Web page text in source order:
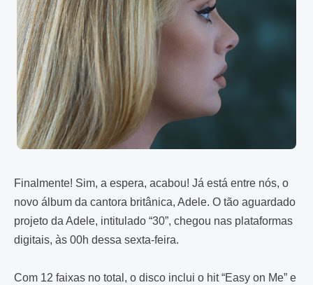
Finalmente! Sim, a espera, acabou! Já está entre nós, o
novo álbum da cantora britânica, Adele. O tão aguardado
projeto da Adele, intitulado “30”, chegou nas plataformas
digitais, às 00h dessa sexta-feira.
Com 12 faixas no total, o disco inclui o hit “Easy on Me” e